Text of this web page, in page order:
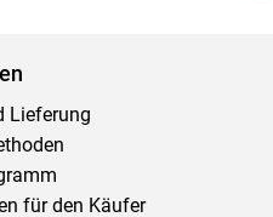
Lieferung
für den Käufer